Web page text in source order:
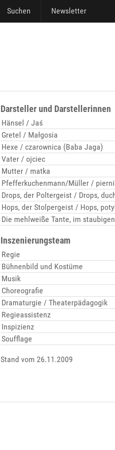
Suchen Newsletter
Darsteller und Darstellerinnen
Hänsel / Jaś
Gretel / Małgosia
Hexe / czarownica (Baba Jaga)
Vater / ojciec
Mutter / matka
Pfefferkuchenmann/Müller /
Drops, der Poltergeist / Drops,
Hops, der Stolpergeist / Hops,
Die mehlweiße Tante, im
Inszenierungsteam
Regie
Bühnenbild und Kostüme
Musik
Choreografie
Dramaturgie / Theaterpädagogik
Regieassistenz
Inspizienz
Soufflage
Stand vom 26.11.2009